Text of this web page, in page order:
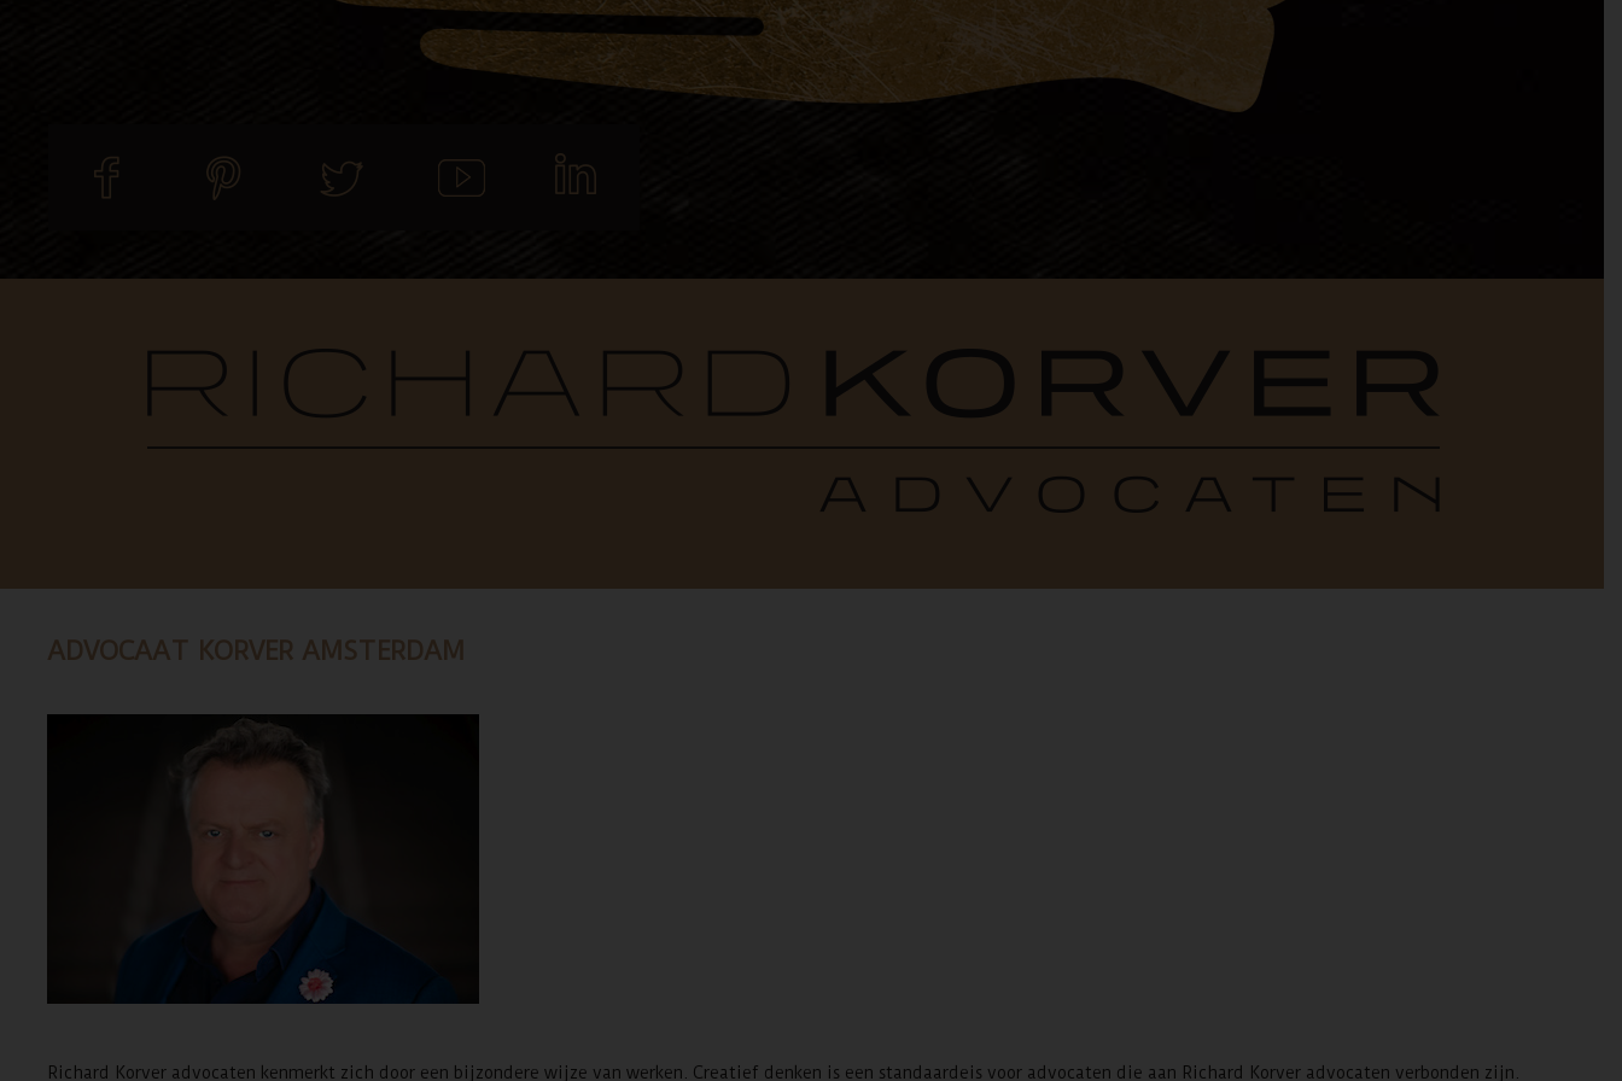
ADVOCAAT KORVER AMSTERDAM
Richard Korver advocaten kenmerkt zich door een bijzondere wijze van werken. Creatief denken is een standaardeis voor advocaten die aan Richard Korver advocaten verbonden zijn.